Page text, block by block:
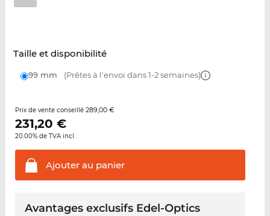
Taille et disponibilité
99 mm (Prêtes à l'envoi dans 1-2 semaines)
Prix de vente conseillé 289,00 €
231,20 €
20.00% de TVA incl.
Ajouter au panier
Avantages exclusifs Edel-Optics